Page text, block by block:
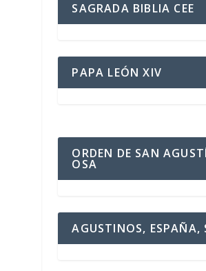
SAGRADA BIBLIA CEE
PAPA LEÓN XIV
ORDEN DE SAN
OSA
AGUSTINOS, ESPAÑA,